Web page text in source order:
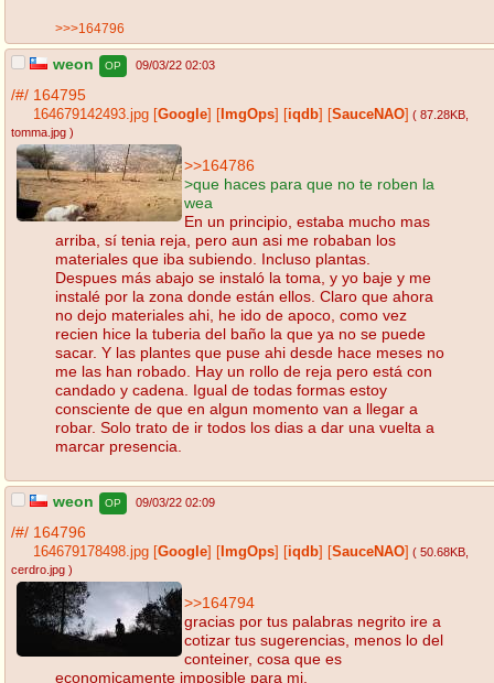
>>>164796
weon OP 09/03/22 02:03
/#/ 164795
164679142493.jpg Google ImgOps iqdb SauceNAO ( 87.28KB
tomma.jpg )
>>164786
>que haces para que no te roben la
wea
En un principio, estaba mucho mas
arriba, sí tenia reja, pero aun asi me robaban los
materiales que iba subiendo. Incluso plantas.
Despues más abajo se instaló la toma, y yo baje y me
instalé por la zona donde están ellos. Claro que ahora
no dejo materiales ahi, he ido de apoco, como vez
recien hice la tuberia del baño la que ya no se puede
sacar. Y las plantes que puse ahi desde hace meses no
me las han robado. Hay un rollo de reja pero está con
candado y cadena. Igual de todas formas estoy
consciente de que en algun momento van a llegar a
robar. Solo trato de ir todos los dias a dar una vuelta a
marcar presencia.
weon OP 09/03/22 02:09
/#/ 164796
164679178498.jpg Google ImgOps iqdb SauceNAO ( 50.68KB
cerdro.jpg )
>>164794
gracias por tus palabras negrito ire a
cotizar tus sugerencias, menos lo del
conteiner, cosa que es
economicamente imposible para mi.